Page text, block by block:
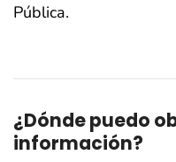
Pública.
¿Dónde puedo
información?